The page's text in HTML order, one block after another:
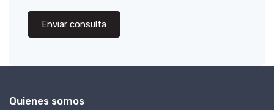
Enviar consulta
Quienes somos